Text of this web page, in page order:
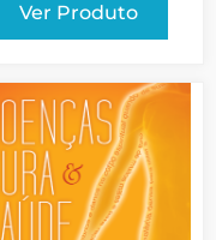
Ver Produto